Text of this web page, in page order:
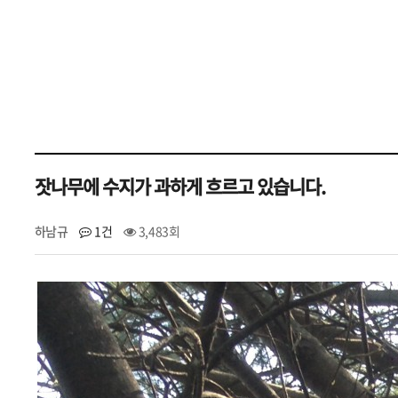
잣나무에 수지가 과하게 흐르고 있습니다.
하남규 1건 3,483회